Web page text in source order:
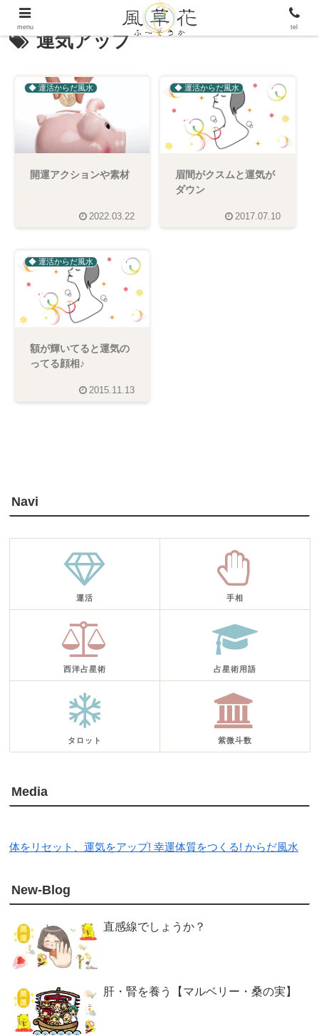
運気アップ
◆ 運活からだ風水
開運アクションや素材
2022.03.22
◆ 運活からだ風水
眉間がクスムと運気が
ダウン
2017.07.10
◆ 運活からだ風水
額が輝いてると運気の
ってる顔相♪
2015.11.13
Navi
運活 手相
西洋占星術 占星術用語
タロット 紫微斗数
Media
体をリセット、運気をアップ! 幸運体質をつくる! からだ風水
New-Blog
直感線でしょうか？
肝・腎を養う【マルベリー・桑の実】
menu tel